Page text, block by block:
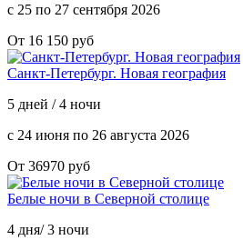
с 25 по 27 сентября 2026
От 16 150 руб
Санкт-Петербург. Новая география
5 дней / 4 ночи
с 24 июня по 26 августа 2026
От 36970 руб
Белые ночи в Северной столице
4 дня/ 3 ночи